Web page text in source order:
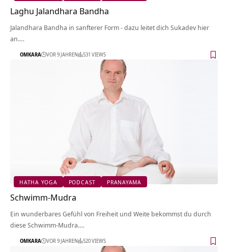
Laghu Jalandhara Bandha
Jalandhara Bandha in sanfterer Form - dazu leitet dich Sukadev hier
an.…
OMKARA VOR 9 JAHREN 531 VIEWS
HATHA YOGA PODCAST PRANAYAMA
Schwimm-Mudra
Ein wunderbares Gefühl von Freiheit und Weite bekommst du durch
diese Schwimm-Mudra.…
OMKARA VOR 9 JAHREN 520 VIEWS